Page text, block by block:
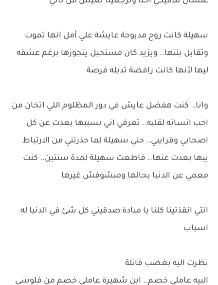
سهيلة كانت روح مدبوحة عايشة علي أمل انها تموت
وتقابل بنتها.. ويزيد كان مستحيل يتجوزها برغم عشقه
ليها لأنها كانت رافضة تديله فرصة
وانا.. كنت هفضل عايش في دور المظلوم اللي اتخان من
احب انسانه لقلبه.. تعرفي اني بسببها بعدت عن كل
اصحابي وقرايبي.. حتي سهيلة لما حذرتني من الارتباط
بيها بعدت عنها.. قاطعت سهيلة لمدة سنتين.. كنت
معمي عن الدنيا بحالها ومبشوفش غيرها
انتي انقذتينا كلنا يا ميادة صدقيني كل شئ في الدنيا له
اسباب
نظرت اليه بغضب قائلة
البيه عاملي خصم.. ابن شهيرة عاملي خصم من فلوسي